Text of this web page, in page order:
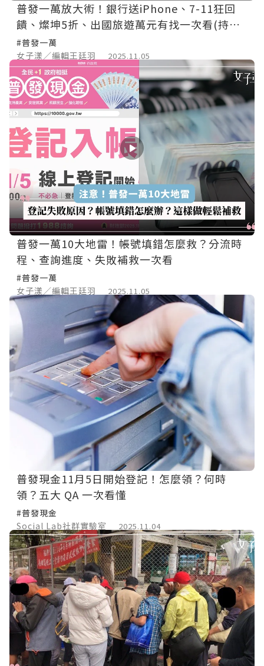
普發一萬放大術！銀行送iPhone、7-11狂回
饋、燦坤5折、出國旅遊萬元有找一次看(持續
更新...)
#普發一萬
女子漾／編輯王廷羽
2025.11.05
普發一萬10大地雷！帳號填錯怎麼救？分流時
程、查詢進度、失敗補救一次看
#普發一萬
女子漾／編輯王廷羽
2025.11.05
普發現金11月5日開始登記！怎麼領？何時
領？五大 QA 一次看懂
#普發現金
Social Lab社群實驗室
2025.11.04